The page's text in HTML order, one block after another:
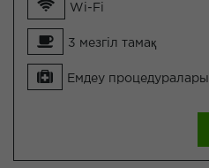
Wi-Fi
3 мезгіл тамақ
Емдеу процедуралары